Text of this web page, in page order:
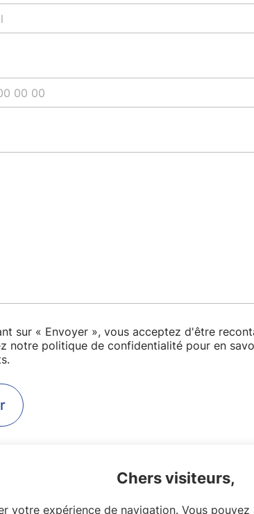
sur « Envoyer », vous acceptez d'être
notre politique de confidentialité pour en
Chers visiteurs,
votre expérience de navigation. Vous